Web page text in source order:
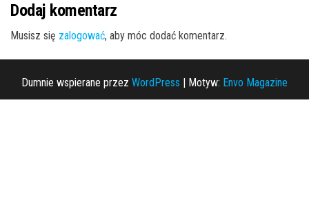
Dodaj komentarz
Musisz się zalogować, aby móc dodać komentarz.
Dumnie wspierane przez WordPress Motyw: Envo Magazine